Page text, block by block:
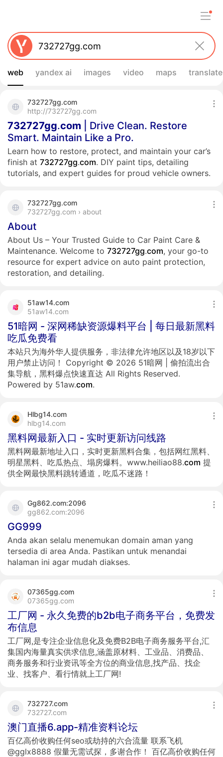
web yandex ai images video maps translate
732727gg.com
http://732727gg.com
732727gg.com | Drive Clean. Restore
Smart. Maintain Like a Pro.
Learn how to restore, protect, and maintain your car’s
finish at 732727gg.com. DIY paint tips, detailing
tutorials, and expert guides for proud vehicle owners.
732727gg.com
732727gg.com › about
About
About Us – Your Trusted Guide to Car Paint Care &
Maintenance. Welcome to 732727gg.com, your go-to
resource for expert advice on auto paint protection,
restoration, and detailing.
51aw14.com
51aw14.com
51暗网 - 深网稀缺资源爆料平台 | 每日最新黑料
吃瓜免费看
本站只为海外华人提供服务，非法律允许地区以及18岁以下
用户禁止访问！ Copyright © 2026 51暗网 | 偷拍流出合
集导航，黑料爆点快速直达 All Rights Reserved.
Powered by 51aw.com.
Hlbg14.com
hlbg14.com
黑料网最新入口 - 实时更新访问线路
黑料网最新地址入口，实时更新黑料合集，包括网红黑料、
明星黑料、吃瓜热点、塌房爆料。www.heiliao88.com 提
供全网最快黑料跳转通道，吃瓜不迷路！
Gg862.com:2096
gg862.com:2096
GG999
Anda akan selalu menemukan domain aman yang
tersedia di area Anda. Pastikan untuk menandai
halaman ini agar mudah diakses.
07365gg.com
07365gg.com
工厂网 - 永久免费的b2b电子商务平台，免费发
布信息
工厂网,是专注企业信息化及免费B2B电子商务服务平台,汇
集国内海量真实供求信息,涵盖原材料、工业品、消费品、
商务服务和行业资讯等全方位的商业信息,找产品、找企
业、找客户、看行情就上工厂网!
732727.com
732727.com
澳门直播6.app-精准资料论坛
百亿高价收购任何seo或劫持的六合流量 联系飞机
@gglx8888 假量无需试探，多谢合作！ 百亿高价收购任何